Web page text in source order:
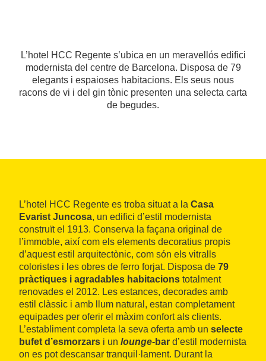
L’hotel HCC Regente s’ubica en un meravellós edifici
modernista del centre de Barcelona. Disposa de 79
elegants i espaioses habitacions. Els seus nous
racons de vi i del gin tònic presenten una selecta carta
de begudes.
L’hotel HCC Regente es troba situat a la Casa
Evarist Juncosa, un edifici d’estil modernista
construït el 1913. Conserva la façana original de
l’immoble, així com els elements decoratius propis
d’aquest estil arquitectònic, com són els vitralls
coloristes i les obres de ferro forjat. Disposa de 79
pràctiques i agradables habitacions totalment
renovades el 2012. Les estances, decorades amb
estil clàssic i amb llum natural, estan completament
equipades per oferir el màxim confort als clients.
L’establiment completa la seva oferta amb un selecte
bufet d’esmorzars i un lounge-bar d’estil modernista
on es pot descansar tranquil·lament. Durant la